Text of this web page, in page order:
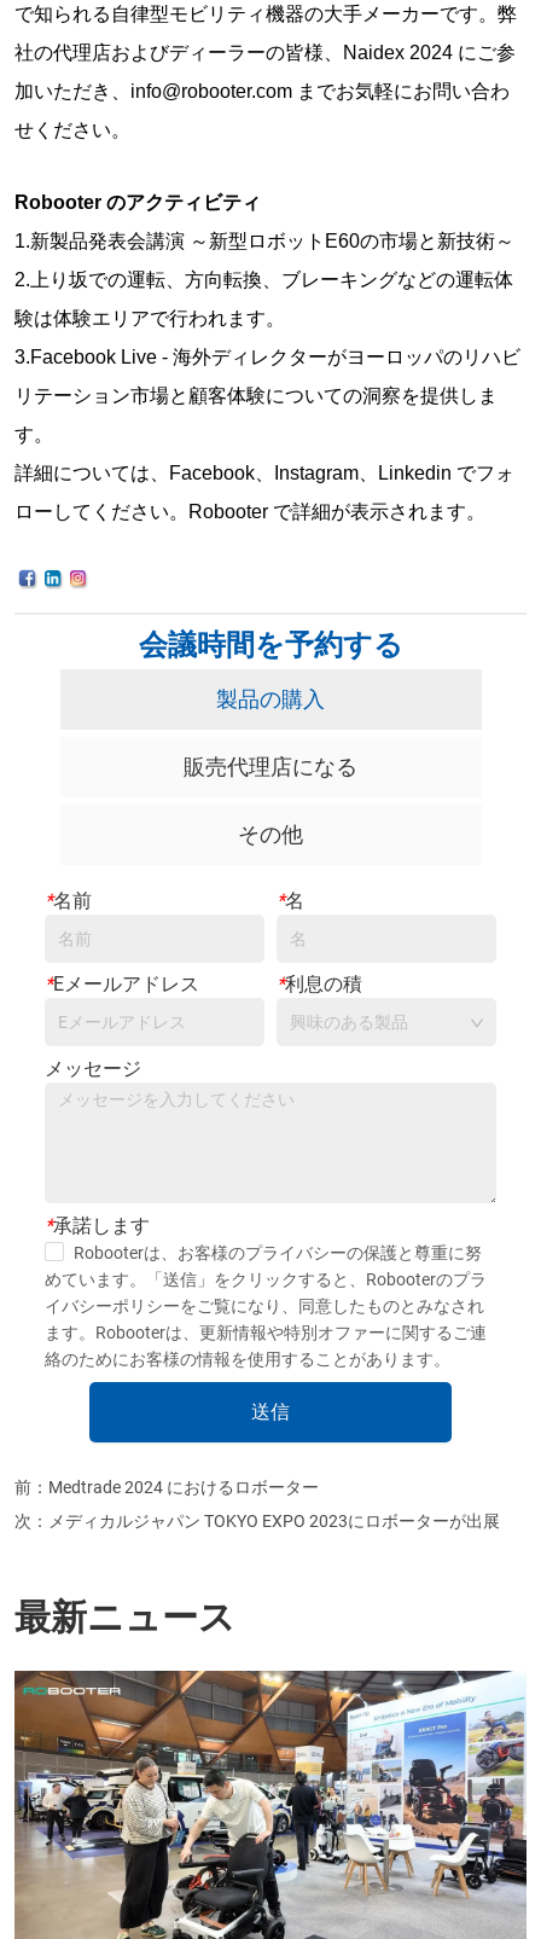
で知られる自律型モビリティ機器の大手メーカーです。弊
社の代理店およびディーラーの皆様、Naidex 2024 にご参
加いただき、info@robooter.com までお気軽にお問い合わ
せください。
Robooter のアクティビティ
1.新製品発表会講演 ～新型ロボットE60の市場と新技術～
2.上り坂での運転、方向転換、ブレーキングなどの運転体
験は体験エリアで行われます。
3.Facebook Live - 海外ディレクターがヨーロッパのリハビ
リテーション市場と顧客体験についての洞察を提供しま
す。
詳細については、Facebook、Instagram、Linkedin でフォ
ローしてください。Robooter で詳細が表示されます。
会議時間を予約する
製品の購入
販売代理店になる
その他
*名前 *名
*Eメールアドレス *利息の積
興味のある製品
メッセージ
*承諾します
Robooterは、お客様のプライバシーの保護と尊重に努
めています。「送信」をクリックすると、Robooterのプラ
イバシーポリシーをご覧になり、同意したものとみなされ
ます。Robooterは、更新情報や特別オファーに関するご連
絡のためにお客様の情報を使用することがあります。
送信
前： Medtrade 2024 におけるロボーター
次：
メディカルジャパン TOKYO EXPO 2023にロボーターが出展
最新ニュース